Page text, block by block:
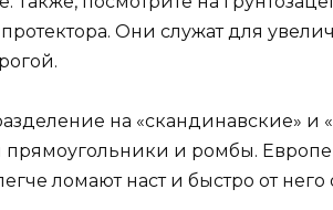
Они служат для
на «скандинавские» и
прямоугольники и ромбы.
ломают наст и быстро от